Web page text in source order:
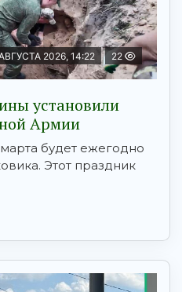
2026, 14:22 22
установили
Армии
будет ежегодно
Этот праздник